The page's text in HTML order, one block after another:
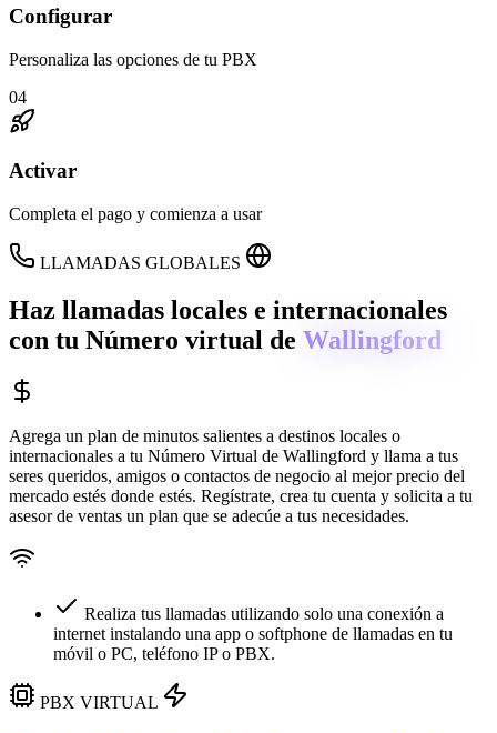
Configurar
Personaliza las opciones de tu PBX
04
Activar
Completa el pago y comienza a usar
LLAMADAS GLOBALES
Haz llamadas locales e internacionales
con tu Número virtual de Wallingford
Agrega un plan de minutos salientes a destinos locales o
internacionales a tu Número Virtual de Wallingford y llama a tus
seres queridos, amigos o contactos de negocio al mejor precio del
mercado estés donde estés. Regístrate, crea tu cuenta y solicita a tu
asesor de ventas un plan que se adecúe a tus necesidades.
Realiza tus llamadas utilizando solo una conexión a
internet instalando una app o softphone de llamadas en tu
móvil o PC, teléfono IP o PBX.
PBX VIRTUAL